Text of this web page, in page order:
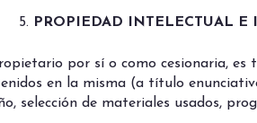
PROPIEDAD INTELECTUAL E
por sí o como cesionaria, es
en la misma (a título
selección de materiales usados,